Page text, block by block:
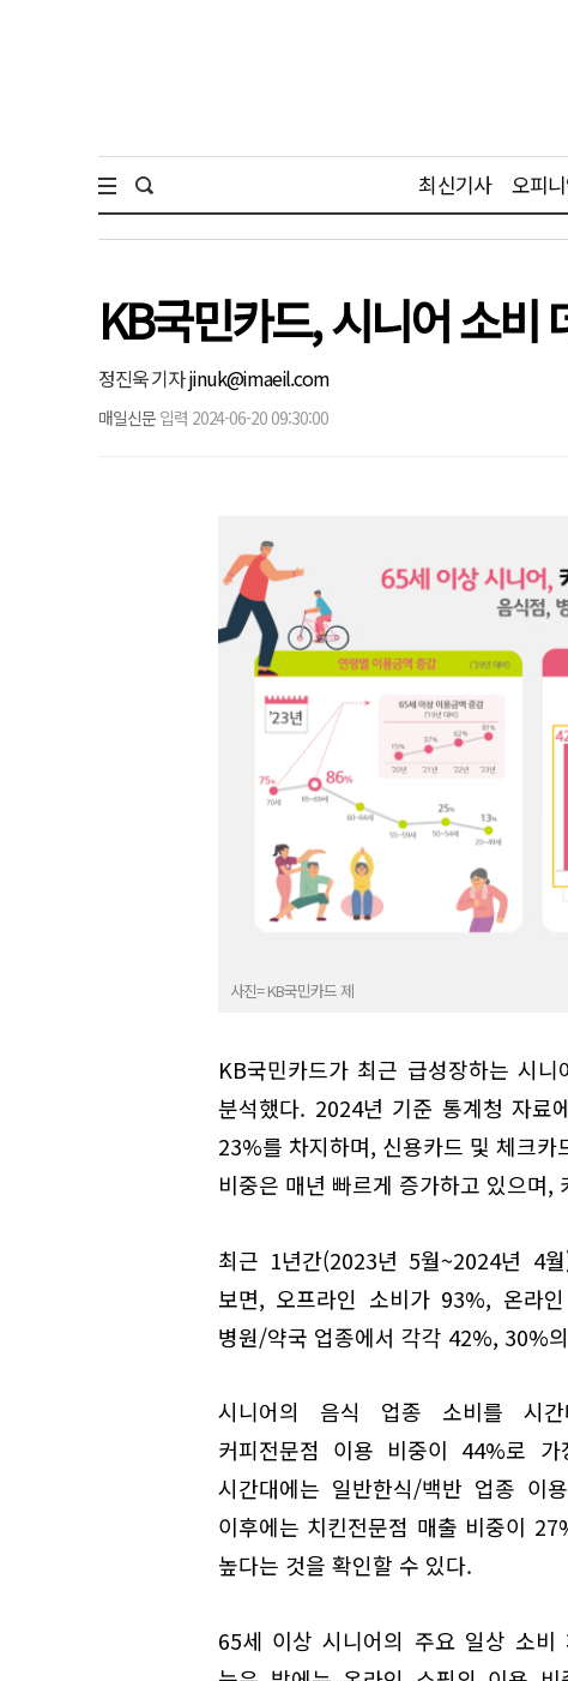
최신기사 오피
KB국민카드, 시니어 소비
정진욱 기자jinuk@imaeil.com
매일신문 입력 2024-06-20 09:30:00
사진= KB국민카드 제
KB국민카드가 최근 급성장하는 시
분석했다. 2024년 기준 통계청 자
23%를 차지하며, 신용카드 및 체크
비중은 매년 빠르게 증가하고 있으며
최근 1년간(2023년 5월~2024년 4
보면, 오프라인 소비가 93%, 온라
병원/약국 업종에서 각각 42%, 30%
시니어의 음식 업종 소비를 시간
커피전문점 이용 비중이 44%로 가
시간대에는 일반한식/백반 업종
이후에는 치킨전문점 매출 비중이
높다는 것을 확인할 수 있다.
65세 이상 시니어의 주요 일상 소비